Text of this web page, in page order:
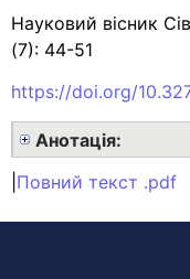
Науковий вісник
(7): 44-51
https://doi.org/
Анотація:
Повний текст .pdf